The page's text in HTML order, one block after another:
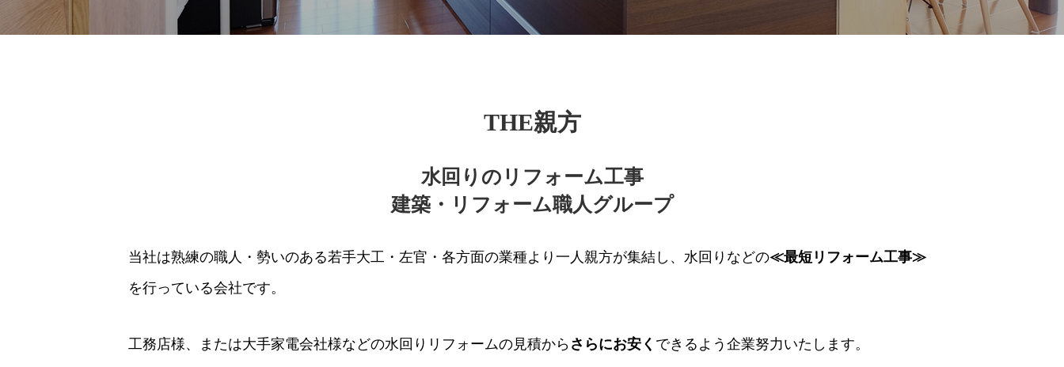
THE親方
水回りのリフォーム工事
建築・リフォーム職人グループ
当社は熟練の職人・勢いのある若手大工・左官・各方面の業種より一人親方が集結し、 水回りなどの≪最短リフォーム工事≫
を行っている会社です。
工務店様、または大手家電会社様などの水回りリフォームの見積から さらにお安く できるよう企業努力いたします。